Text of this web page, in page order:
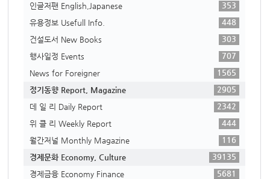
인글저팬 English,Japanese
353
유용정보 Usefull Info.
448
건설도서 New Books
303
행사일정 Events
707
News for Foreigner
1565
정기동향 Report, Magazine
2905
데 일 리 Daily Report
2342
위 클 리 Weekly Report
444
월간저널 Monthly Magazine
116
경제문화 Economy, Culture
39135
경제금융 Economy Finance
5681